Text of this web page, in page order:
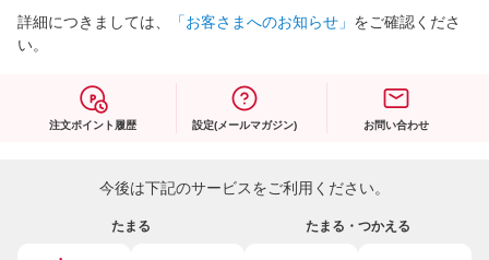
詳細につきましては、
「お客さまへのお知らせ」 をご確認くださ
い。
注文ポイント履歴 設定(メールマガジン) お問い合わせ
今後は下記のサービスをご利用ください。
たまる たまる・つかえる